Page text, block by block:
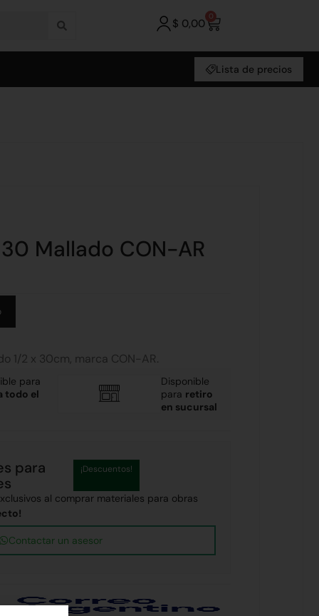
$ 0,00 0
Lista de precios
Mallado CON-AR
1/2 x 30cm, marca CON-AR.
para
todo el
Disponible
para retiro
en sucursal
para
¡Descuentos!
al comprar materiales para obras
Contactar un asesor